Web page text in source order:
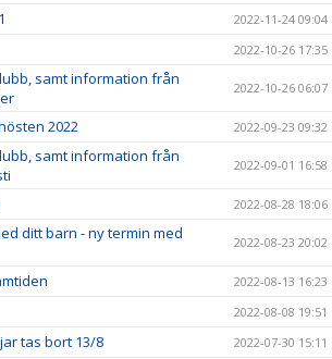
2022-11-24 09:04
2022-10-26 17:35
samt information från
2022-10-26 06:07
2022 2022-09-23 09:32
samt information från
2022-09-01 16:58
2022-08-28 18:06
ditt barn - ny termin med
2022-08-23 20:02
2022-08-13 16:23
2022-08-08 19:51
tas bort 13/8 2022-07-30 15:11